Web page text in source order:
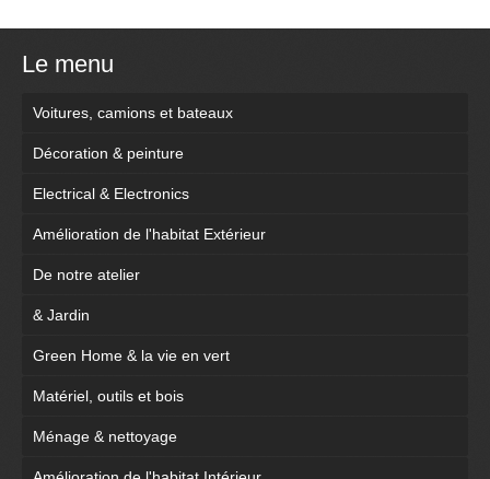
Le menu
Voitures, camions et bateaux
Décoration & peinture
Electrical & Electronics
Amélioration de l'habitat Extérieur
De notre atelier
& Jardin
Green Home & la vie en vert
Matériel, outils et bois
Ménage & nettoyage